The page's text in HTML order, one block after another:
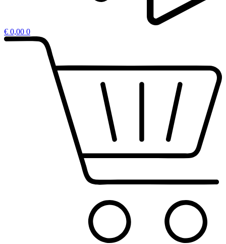
€ 0,00 0